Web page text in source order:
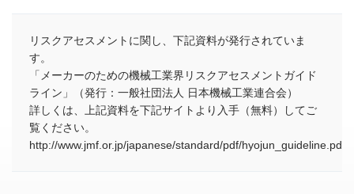
リスクアセスメントに関し、下記資料が発行されていま
す。
「メーカーのための機械工業界リスクアセスメントガイド
ライン」（発行：一般社団法人 日本機械工業連合会）
詳しくは、上記資料を下記サイトより入手（無料）してご
覧ください。
http://www.jmf.or.jp/japanese/standard/pdf/hyojun_guideline.pdf